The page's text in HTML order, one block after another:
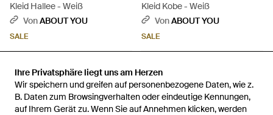
Ihre Privatsphäre liegt uns am Herzen
Wir speichern und greifen auf personenbezogene Daten, wie z.
B. Daten zum Browsingverhalten oder eindeutige Kennungen,
auf Ihrem Gerät zu. Wenn Sie auf Annehmen klicken, werden
Ihre Privatsphäre liegt uns am Herzen
Wir speichern und greifen auf personenbezogene Daten, wie z.
B. Daten zum Browsingverhalten oder eindeutige Kennungen,
auf Ihrem Gerät zu. Wenn Sie auf Annehmen klicken, werden
Kleid Hallee - Weiß
VonABOUT YOU
SALE
Kleid Kobe - Weiß
VonABOUT YOU
SALE